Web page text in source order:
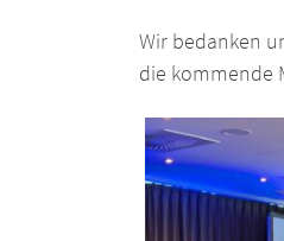
Wir bedanken
die kommende